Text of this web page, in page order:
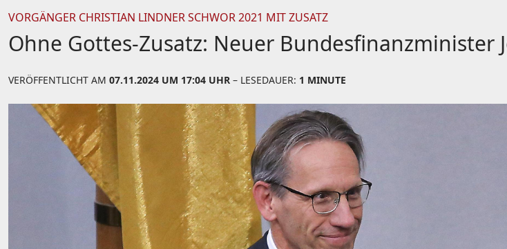
VORGÄNGER CHRISTIAN LINDNER SCHWOR 2021 MIT ZUSATZ
Ohne Gottes-Zusatz: Neuer Bundesfinanzminister
VERÖFFENTLICHT AM 07.11.2024 UM 17:04 UHR – LESEDAUER: 1 MINUTE